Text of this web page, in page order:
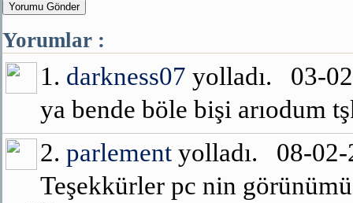
Yorumu Gönder
Yorumlar :
1. darkness07 yolladı. 03-
ya bende böle bişi arıodum
2. parlement yolladı. 08-
Teşekkürler pc nin